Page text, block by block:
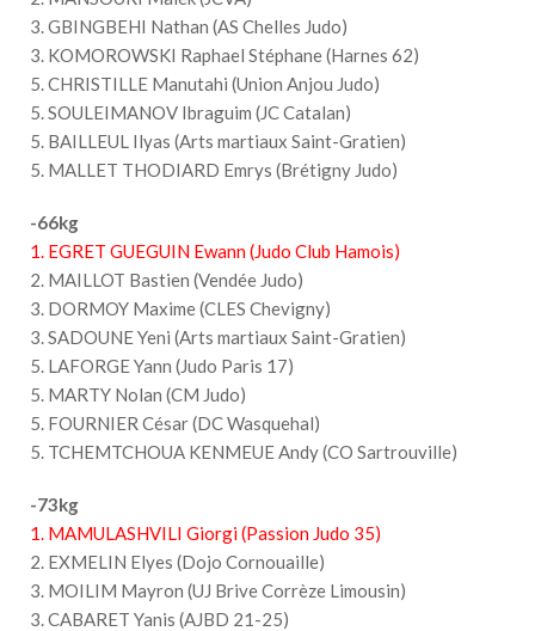
3. GBINGBEHI Nathan (AS Chelles Judo)
3. KOMOROWSKI Raphael Stéphane (Harnes 62)
5. CHRISTILLE Manutahi (Union Anjou Judo)
5. SOULEIMANOV Ibraguim (JC Catalan)
5. BAILLEUL Ilyas (Arts martiaux Saint-Gratien)
5. MALLET THODIARD Emrys (Brétigny Judo)
-66kg
1. EGRET GUEGUIN Ewann (Judo Club Hamois)
2. MAILLOT Bastien (Vendée Judo)
3. DORMOY Maxime (CLES Chevigny)
3. SADOUNE Yeni (Arts martiaux Saint-Gratien)
5. LAFORGE Yann (Judo Paris 17)
5. MARTY Nolan (CM Judo)
5. FOURNIER César (DC Wasquehal)
5. TCHEMTCHOUA KENMEUE Andy (CO Sartrouville)
-73kg
1. MAMULASHVILI Giorgi (Passion Judo 35)
2. EXMELIN Elyes (Dojo Cornouaille)
3. MOILIM Mayron (UJ Brive Corrèze Limousin)
3. CABARET Yanis (AJBD 21-25)